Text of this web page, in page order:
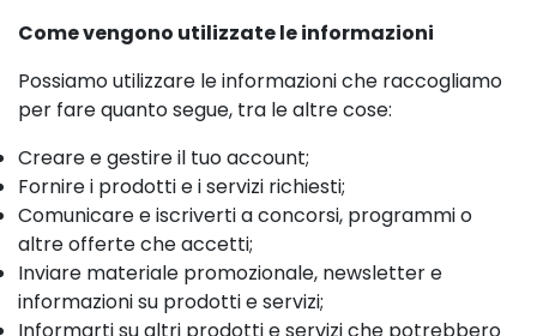
Come vengono utilizzate le informazioni
Possiamo utilizzare le informazioni che raccogliamo
per fare quanto segue, tra le altre cose:
Creare e gestire il tuo account;
Fornire i prodotti e i servizi richiesti;
Comunicare e iscriverti a concorsi, programmi o
altre offerte che accetti;
Inviare materiale promozionale, newsletter e
informazioni su prodotti e servizi;